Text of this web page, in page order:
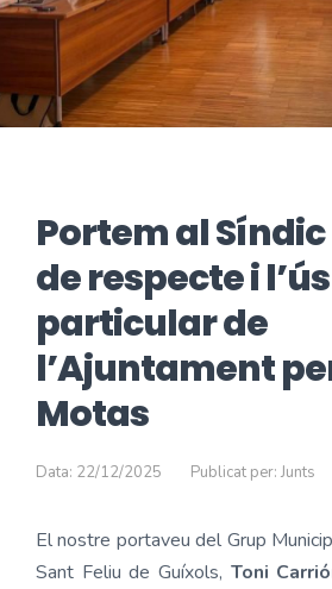
CONTACTE
Portem al
de respecte i l’ús
particular de
l’Ajuntament
Motas
Data: 22/12/2025 Publicat per: Junts
El nostre portaveu del Grup
Sant Feliu de Guíxols, Toni